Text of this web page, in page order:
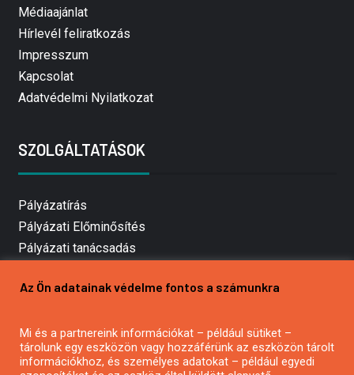
Médiaajánlat
Hírlevél feliratkozás
Impresszum
Kapcsolat
Adatvédelmi Nyilatkozat
SZOLGÁLTATÁSOK
Pályázatírás
Pályázati Előminősítés
Pályázati tanácsadás
Mezőgazdasági pályázatírás
Pályázatírás civil szervezeteknek
Pályázatírás önkormányzatoknak
Az Ön adatainak védelme fontos a számunkra
Mi és a partnereink információkat – például sütiket –
tárolunk egy eszközön vagy hozzáférünk az eszközön tárolt
információkhoz, és személyes adatokat – például egyedi